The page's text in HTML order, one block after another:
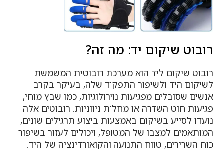
רובוט שיקום יד: מה זה?
רובוט שיקום ליד הוא מערכת רובוטית המשמשת
לשיקום היד ולשיפור התפקוד שלה, בעיקר בקרב
אנשים שסובלים מפגיעות נוירולוגיות, כמו שבץ מוחי,
פגיעות חוט השדרה או מחלות ניווניות. רובוטים אלה
נועדו לסייע בשיקום באמצעות ביצוע תרגילים שונים,
המותאמים למצבו של המטופל, ויכולים לעזור בשיפור
כוח השרירים, טווח התנועה והקואורדינציה של היד.